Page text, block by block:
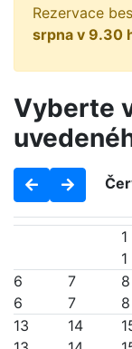
Rezervace
srpna v 9.30
Vyberte
1
1
6
6
7
7
8
8
13
14